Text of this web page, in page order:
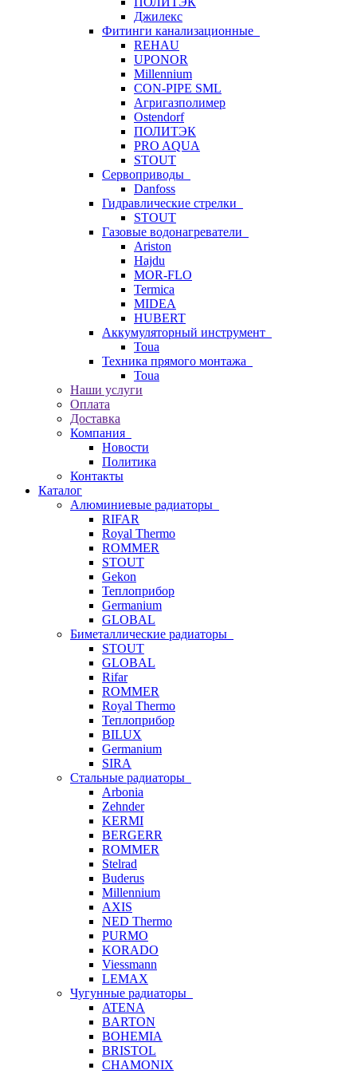
Джилекс
Фитинги канализационные
REHAU
UPONOR
Millennium
CON-PIPE SML
Агригазполимер
Ostendorf
ПОЛИТЭК
PRO AQUA
STOUT
Сервоприводы
Danfoss
Гидравлические стрелки
STOUT
Газовые водонагреватели
Ariston
Hajdu
MOR-FLO
Termica
MIDEA
HUBERT
Аккумуляторный инструмент
Toua
Техника прямого монтажа
Toua
Наши услуги
Оплата
Доставка
Компания
Новости
Политика
Контакты
Каталог
Алюминиевые радиаторы
RIFAR
Royal Thermo
ROMMER
STOUT
Gekon
Теплоприбор
Germanium
GLOBAL
Биметаллические радиаторы
STOUT
GLOBAL
Rifar
ROMMER
Royal Thermo
Теплоприбор
BILUX
Germanium
SIRA
Стальные радиаторы
Arbonia
Zehnder
KERMI
BERGERR
ROMMER
Stelrad
Buderus
Millennium
AXIS
NED Thermo
PURMO
KORADO
Viessmann
LEMAX
Чугунные радиаторы
ATENA
BARTON
BOHEMIA
BRISTOL
CHAMONIX